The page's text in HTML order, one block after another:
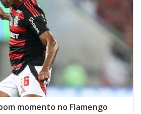
momento no Flamengo